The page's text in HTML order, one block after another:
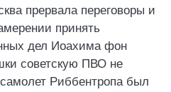
прервала переговоры и
принять
дел Иоахима фон
советскую ПВО не
Риббентропа был